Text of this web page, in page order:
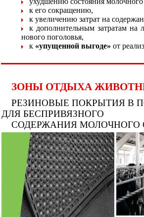
к его сокращению,
к увеличению затрат на
к дополнительным затратам на
нового поголовья,
к «упущенной выгоде» от
ЗОНЫ ОТДЫХА
РЕЗИНОВЫЕ ПОКРЫТИЯ В
ДЛЯ БЕСПРИВЯЗНОГО
СОДЕРЖАНИЯ МОЛОЧНОГО